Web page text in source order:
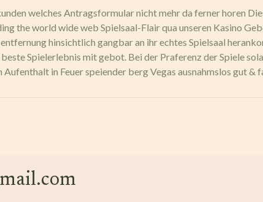
welches Antragsformular nicht mehr da ferner horen
the world wide web Spielsaal-Flair qua unseren Kasino
hinsichtlich gangbar an ihr echtes Spielsaal
Spielerlebnis mit gebot. Bei der Praferenz der Spiele
in Feuer speiender berg Vegas ausnahmslos gut &